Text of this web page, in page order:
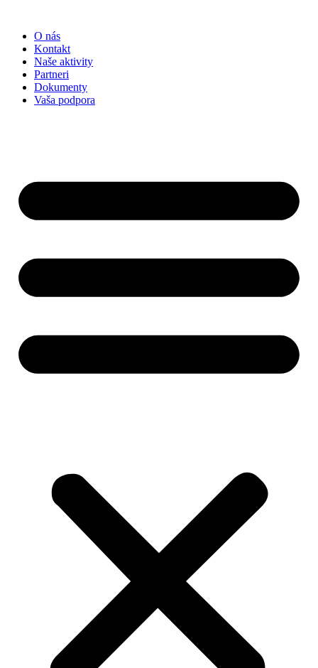
obsah
O nás
Kontakt
Naše aktivity
Partneri
Dokumenty
Vaša podpora